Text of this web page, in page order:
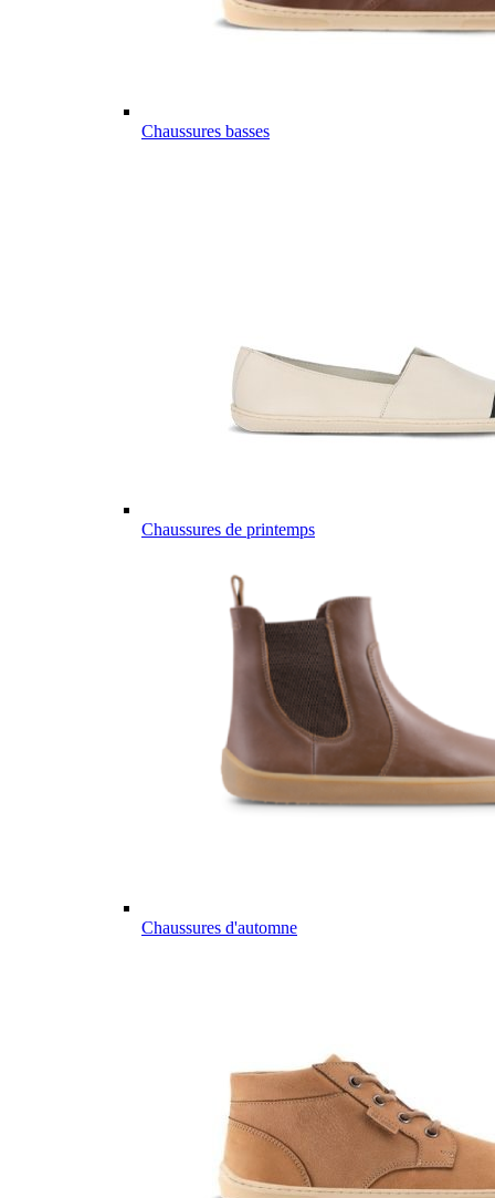
Chaussures basses
Chaussures de printemps
Chaussures d'automne